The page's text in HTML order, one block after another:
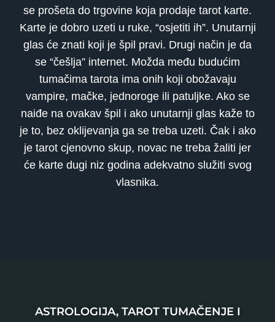
se prošeta do trgovine koja prodaje tarot karte.
Karte je dobro uzeti u ruke, “osjetiti ih”. Unutarnji
glas će znati koji je špil pravi. Drugi način je da
se “češlja” internet. Možda među budućim
tumačima tarota ima onih koji obožavaju
vampire, mačke, jednoroge ili patuljke. Ako se
naiđe na ovakav špil i ako unutarnji glas kaže to
je to, bez oklijevanja ga se treba uzeti. Čak i ako
je tarot cjenovno skup, novac ne treba žaliti jer
će karte dugi niz godina adekvatno služiti svog
vlasnika.
ASTROLOGIJA, TAROT TUMAČENJE I